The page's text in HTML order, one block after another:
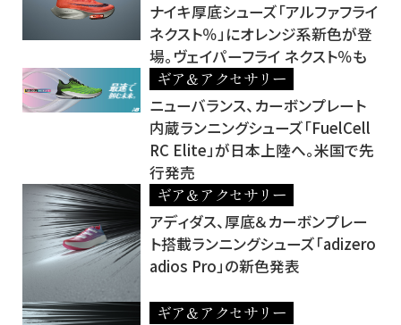
ナイキ厚底シューズ「アルファフライ
ネクスト％」にオレンジ系新色が登
場。ヴェイパーフライ ネクスト％も
ギア＆アクセサリー
ニューバランス、カーボンプレート
内蔵ランニングシューズ「FuelCell
RC Elite」が日本上陸へ。米国で先
行発売
ギア＆アクセサリー
アディダス、厚底＆カーボンプレー
ト搭載ランニングシューズ「adizero
adios Pro」の新色発表
ギア＆アクセサリー